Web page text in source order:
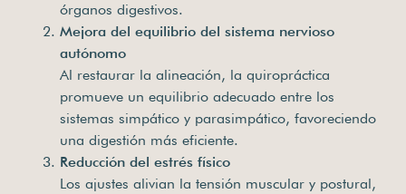
órganos digestivos.
Mejora del equilibrio del sistema nervioso
autónomo
Al restaurar la alineación, la quiropráctica
promueve un equilibrio adecuado entre los
sistemas simpático y parasimpático, favoreciendo
una digestión más eficiente.
Reducción del estrés físico
Los ajustes alivian la tensión muscular y postural,